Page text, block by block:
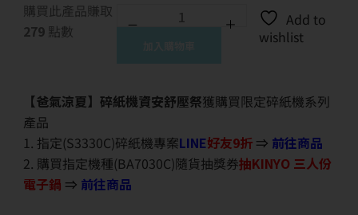
購買此產品賺取
279 點數
Add to
wishlist
【爸氣涼夏】碎紙機資安舒壓祭獲購買限定碎紙機系列
產品
1. 指定(S3330C)碎紙機專案LINE好友9折 ⇒ 前往商品
2. 購買指定機種(BA7030C)隨貨抽獎券抽KINYO 三人份
電子鍋 ⇒ 前往商品